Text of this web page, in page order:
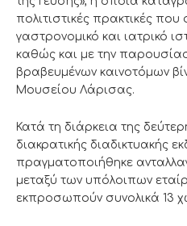
πολιτιστικές πρακτικές που
γαστρονομικό και ιατρικό
καθώς και με την
βραβευμένων καινοτόμων
Μουσείου Λάρισας.
Κατά τη διάρκεια της
διακρατικής διαδικτυακής
πραγματοποιήθηκε
μεταξύ των υπόλοιπων
εκπροσωπούν συνολικά 13